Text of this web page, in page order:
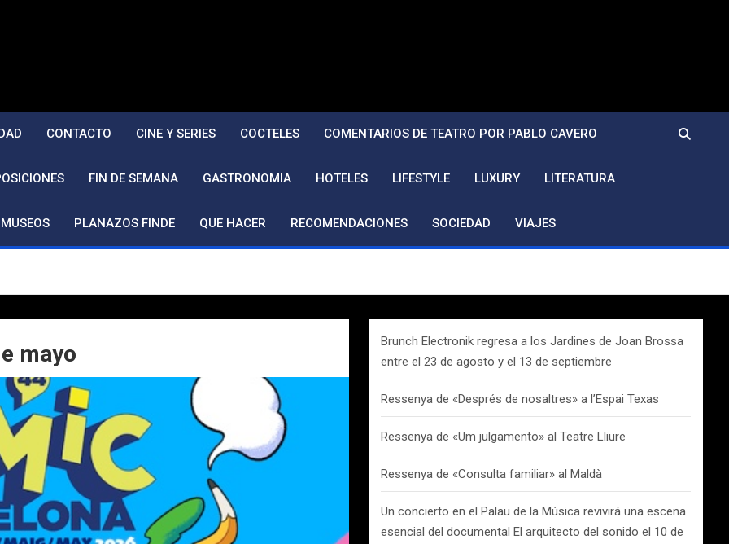
CONTACTO CINE Y SERIES COCTELES COMENTARIOS DE TEATRO POR PABLO CAVERO
FIN DE SEMANA GASTRONOMIA HOTELES LIFESTYLE LUXURY LITERATURA
MUSEOS PLANAZOS FINDE QUE HACER RECOMENDACIONES SOCIEDAD VIAJES
mayo
Brunch Electronik regresa a los Jardines de Joan Brossa
entre el 23 de agosto y el 13 de septiembre
Ressenya de «Després de nosaltres» a l’Espai Texas
Ressenya de «Um julgamento» al Teatre Lliure
Ressenya de «Consulta familiar» al Maldà
Un concierto en el Palau de la Música revivirá una escena
esencial del documental El arquitecto del sonido el 10 de